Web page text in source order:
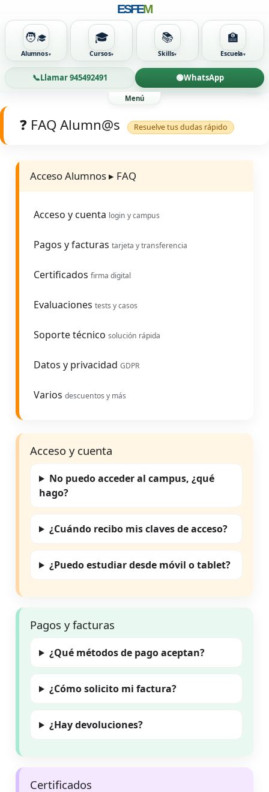
ESFEM
🧑‍🎓
Alumnos
🎓
Cursos
📚
Skills
🏫
Escuela
📞Llamar 945492491 🟢WhatsApp
Ir
al
❓ FAQ Alumn@s Resuelve tus dudas rápido
Acceso Alumnos ▸ FAQ
Acceso y cuenta login y campus
Pagos y facturas tarjeta y transferencia
Certificados firma digital
Evaluaciones tests y casos
Soporte técnico solución rápida
Datos y privacidad GDPR
Varios descuentos y más
Acceso y cuenta
No puedo acceder al campus, ¿qué
hago?
¿Cuándo recibo mis claves de acceso?
¿Puedo estudiar desde móvil o tablet?
Pagos y facturas
¿Qué métodos de pago aceptan?
¿Cómo solicito mi factura?
¿Hay devoluciones?
Certificados